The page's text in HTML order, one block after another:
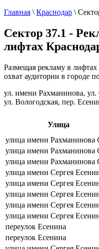
Главная \ Краснодар \
Сектор 37.1 -
лифтах
Размещая рекламу в
охват аудитории в городе
ул. имени Рахманинова,
ул. Вологодская, пер.
Улица
улица имени Рахманинова
улица имени Рахманинова
улица имени Рахманинова
улица имени Сергея
улица имени Сергея
улица имени Сергея
улица имени Сергея
улица имени Сергея
переулок Есенина
переулок Есенина